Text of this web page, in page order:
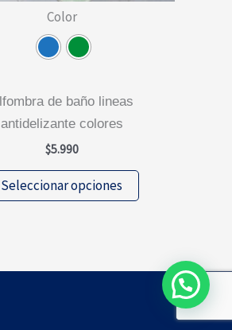
Color
antidelizante colores
$5.990
Seleccionar opciones
Este
producto
variantes.
opciones